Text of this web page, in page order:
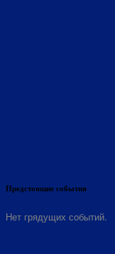
Предстоящие события
Нет грядущих событий.